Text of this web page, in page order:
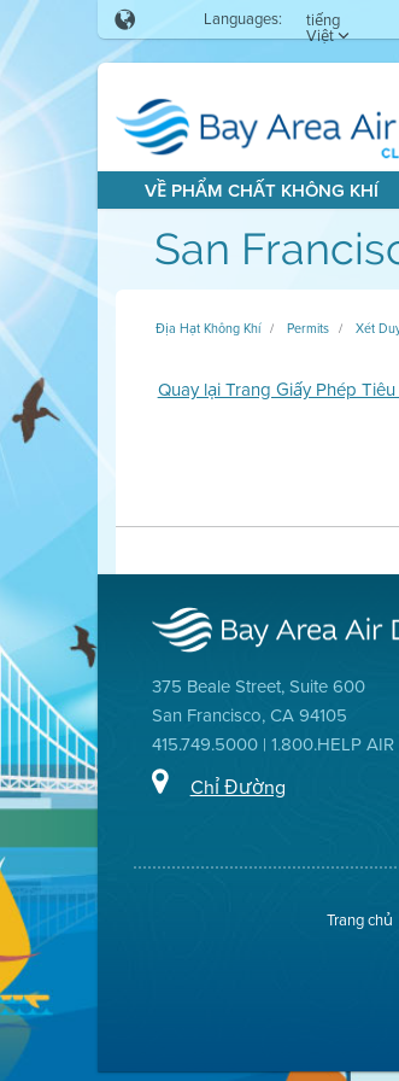
Languages: tiếng
Việt
VỀ PHẨM CHẤT KHÔNG KHÍ
San
Địa Hạt Không Khí Permits Xét
Quay lại Trang Giấy Phép
375 Beale Street, Suite 600
San Francisco, CA 94105
415.749.5000 | 1.800.HELP AIR
Chỉ Đường
Trang chủ